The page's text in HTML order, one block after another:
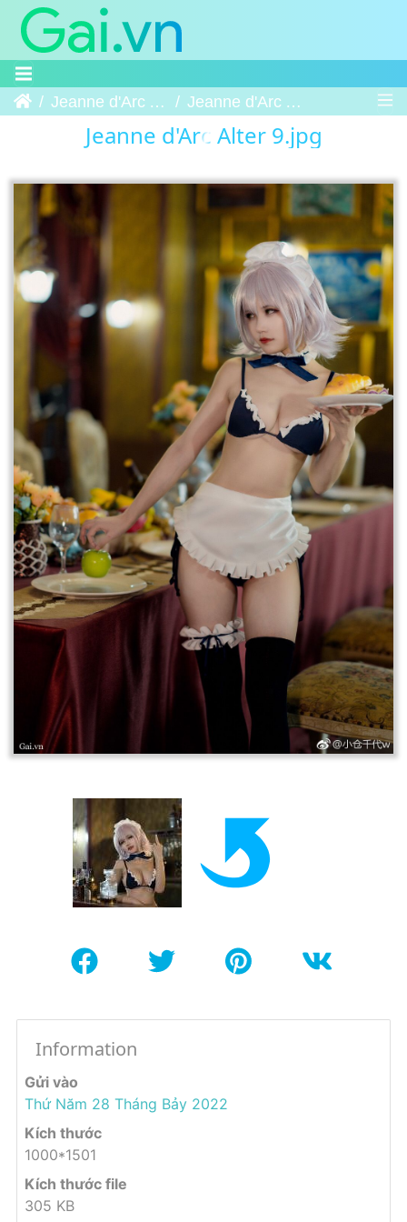
Trang chủJeanne d'Arc Alter Jeanne d'Arc Alter 9
Jeanne d'Arc Alter 9.jpg
Information
Gửi vào
Thứ Năm 28 Tháng Bảy 2022
Kích thước
1000*1501
Kích thước file
305 KB